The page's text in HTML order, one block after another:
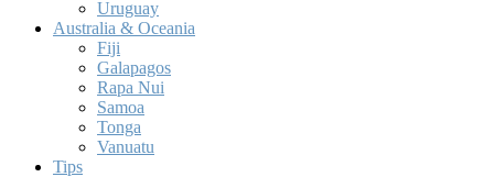
Uruguay
Australia & Oceania
Fiji
Galapagos
Rapa Nui
Samoa
Tonga
Vanuatu
Tips